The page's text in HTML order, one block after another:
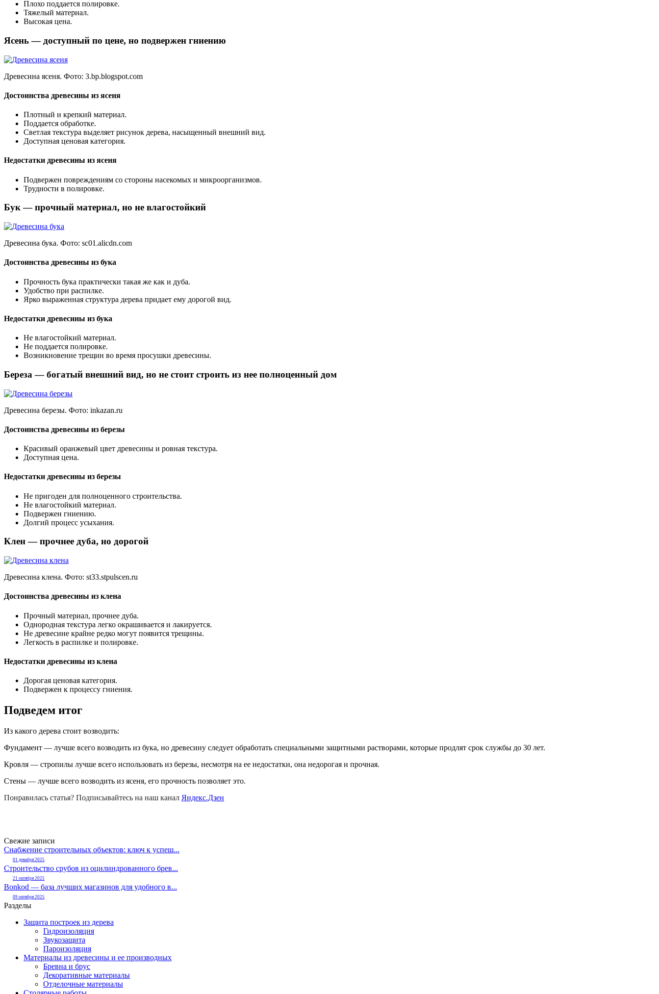
Плохо поддается полировке.
Тяжелый материал.
Высокая цена.
Ясень — доступный по цене, но подвержен гниению
Древесина ясеня. Фото: 3.bp.blogspot.com
Достоинства древесины из ясеня
Плотный и крепкий материал.
Поддается обработке.
Светлая текстура выделяет рисунок дерева, насыщенный внешний вид.
Доступная ценовая категория.
Недостатки древесины из ясеня
Подвержен повреждениям со стороны насекомых и микроорганизмов.
Трудности в полировке.
Бук — прочный материал, но не влагостойкий
Древесина бука. Фото: sc01.alicdn.com
Достоинства древесины из бука
Прочность бука практически такая же как и дуба.
Удобство при распилке.
Ярко выраженная структура дерева придает ему дорогой вид.
Недостатки древесины из бука
Не влагостойкий материал.
Не поддается полировке.
Возникновение трещин во время просушки древесины.
Береза — богатый внешний вид, но не стоит строить из нее полноценный дом
Древесина березы. Фото: inkazan.ru
Достоинства древесины из березы
Красивый оранжевый цвет древесины и ровная текстура.
Доступная цена.
Недостатки древесины из березы
Не пригоден для полноценного строительства.
Не влагостойкий материал.
Подвержен гниению.
Долгий процесс усыхания.
Клен — прочнее дуба, но дорогой
Древесина клена. Фото: st33.stpulscen.ru
Достоинства древесины из клена
Прочный материал, прочнее дуба.
Однородная текстура легко окрашивается и лакируется.
Не древесине крайне редко могут появится трещины.
Легкость в распилке и полировке.
Недостатки древесины из клена
Дорогая ценовая категория.
Подвержен к процессу гниения.
Подведем итог
Из какого дерева стоит возводить:
Фундамент — лучше всего возводить из бука, но древесину следует обработать специальными защитными растворами, которые продлят срок службы до 30 лет.
Кровля — стропилы лучше всего использовать из березы, несмотря на ее недостатки, она недорогая и прочная.
Стены — лучше всего возводить из ясеня, его прочность позволяет это.
Понравилась статья? Подписывайтесь на наш канал Яндекс.Дзен
Свежие записи
Снабжение строительных объектов: ключ к успеш...
01 декабря 2025
Строительство срубов из оцилиндрованного брев...
21 октября 2025
Bonkod — база лучших магазинов для удобного в...
09 октября 2025
Разделы
Защита построек из дерева
Гидроизоляция
Звукозащита
Пароизоляция
Материалы из древесины и ее производных
Бревна и брус
Декоративные материалы
Отделочные материалы